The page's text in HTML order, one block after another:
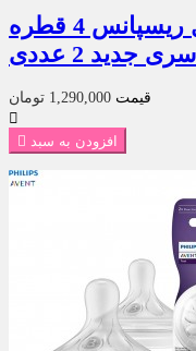
سرشیشه اونت اصل نچرال ریسپانس 4 قطره
قیمت 1,290,000 تومان

 افزودن به سبد